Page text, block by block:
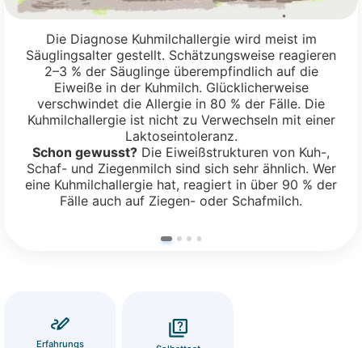
Die Diagnose Kuhmilchallergie wird meist im
Säuglingsalter gestellt. Schätzungsweise reagieren
2–3 % der Säuglinge überempfindlich auf die
Eiweiße in der Kuhmilch. Glücklicherweise
verschwindet die Allergie in 80 % der Fälle. Die
Kuhmilchallergie ist nicht zu Verwechseln mit einer
Laktoseintoleranz.
Schon gewusst? Die Eiweißstrukturen von Kuh-,
Schaf- und Ziegenmilch sind sich sehr ähnlich. Wer
eine Kuhmilchallergie hat, reagiert in über 90 % der
Fälle auch auf Ziegen- oder Schafmilch.
Erfahrungs